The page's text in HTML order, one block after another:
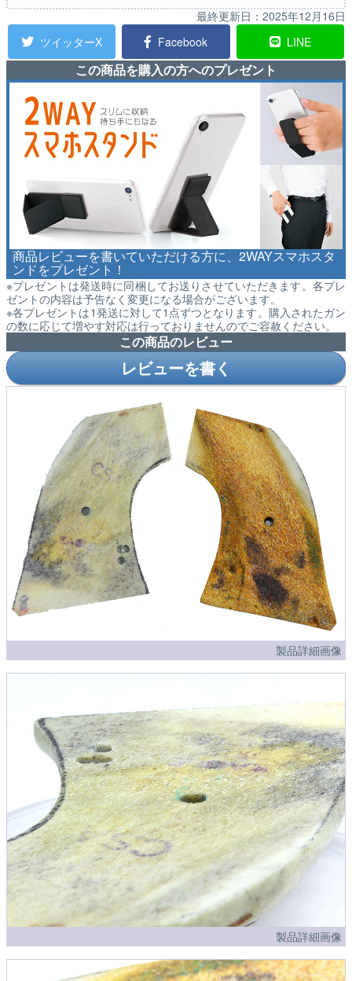
最終更新日： 2025年12月16日
ツイッターX
Facebook LINE
この商品を購入の方へのプレゼント
商品レビューを書いていただける方に、2WAYスマホスタ
ンドをプレゼント！
※プレゼントは発送時に同梱してお送りさせていただきます。各プレ
ゼントの内容は予告なく変更になる場合がございます。
※各プレゼントは1発送に対して1点ずつとなります。購入されたガン
の数に応じて増やす対応は行っておりませんのでご容赦ください。
この商品のレビュー
レビューを書く
製品詳細画像
製品詳細画像